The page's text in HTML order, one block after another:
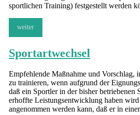
sportlichen Training) festgestellt werden
weiter
Sportartwechsel
Empfehlende Maßnahme und Vorschlag,
zu trainieren, wenn aufgrund der
daß ein Sportler in der bisher betriebenen
erhoffte Leistungsentwicklung haben
angenommen werden kann, daß er in